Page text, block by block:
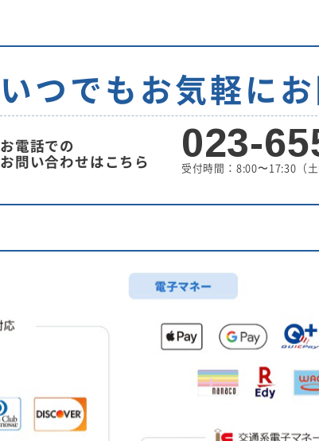
いつでもお気軽に
お電話での
お問い合わせはこちら 023-
受付時間：8:00〜17:30 （